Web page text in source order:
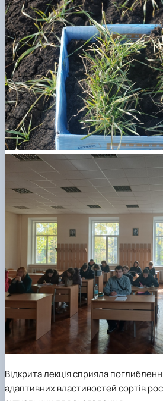
Відкрита лекція сприяла
адаптивних властивостей сортів